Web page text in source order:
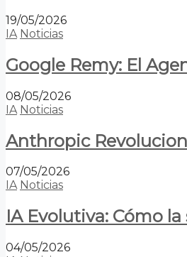
19/05/2026
IA Noticias
Google Remy: El
08/05/2026
IA Noticias
Anthropic
07/05/2026
IA Noticias
IA Evolutiva: Cómo
04/05/2026